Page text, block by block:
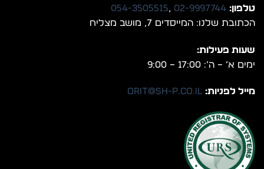
טלפון: 02-9997744
,
054-3505515
הכתובת שלנו: המייסדים 7, מושב מצליח
שעות פעילות:
ימים א’ – ה’: 17:00 – 9:00
מייל לפניות: orit@sh-p.co.il